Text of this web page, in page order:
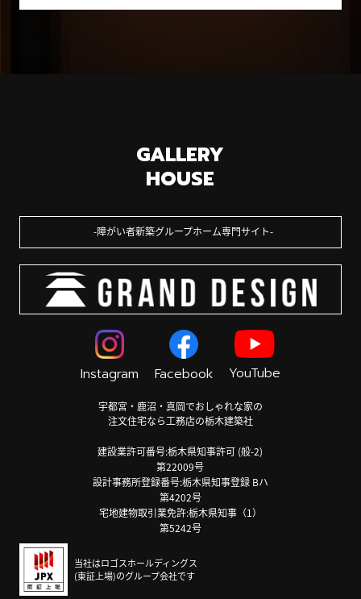
GALLERY
HOUSE
障がい者新築グループホーム専門サイト
Instagram Facebook YouTube
宇都宮・鹿沼・真岡でおしゃれな家の
注文住宅なら工務店の栃木建築社
建設業許可番号:栃木県知事許可 (般-2)
第22009号
設計事務所登録番号:栃木県知事登録 Bハ
第4202号
宅地建物取引業免許:栃木県知事（1）
第5242号
当社はロゴスホールディングス
(東証上場)のグループ会社です